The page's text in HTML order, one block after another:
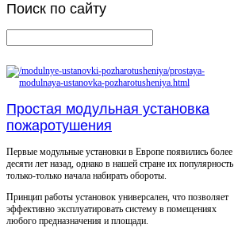
Поиск по сайту
Простая модульная установка
пожаротушения
Первые модульные установки в Европе появились более
десяти лет назад, однако в нашей стране их популярность
только-только начала набирать обороты.
Принцип работы установок универсален, что позволяет
эффективно эксплуатировать систему в помещениях
любого предназначения и площади.